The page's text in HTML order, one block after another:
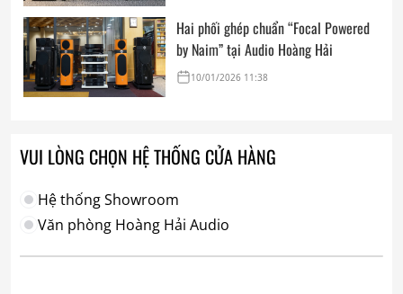
Hai phối ghép chuẩn “Focal Powered
by Naim” tại Audio Hoàng Hải
10/01/2026 11:38
VUI LÒNG CHỌN HỆ THỐNG CỬA HÀNG
Hệ thống Showroom
Văn phòng Hoàng Hải Audio